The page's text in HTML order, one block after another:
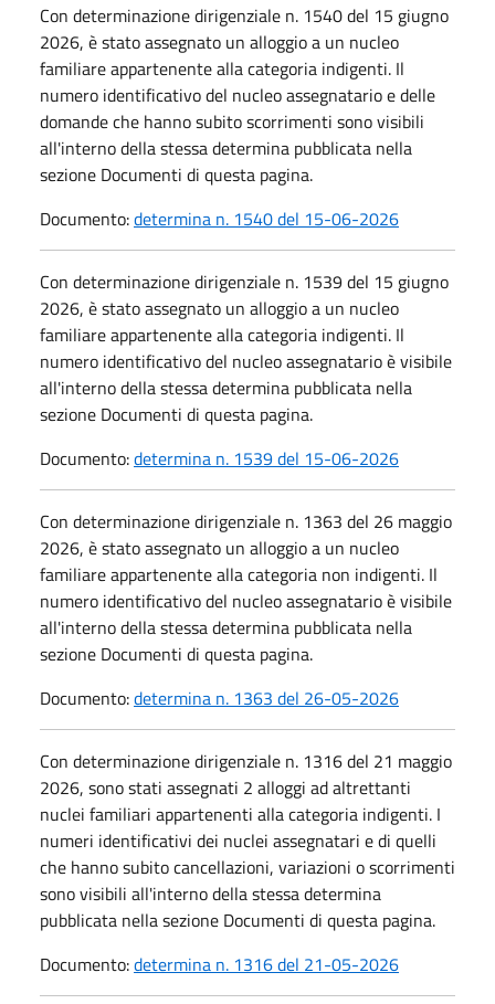
Con determinazione dirigenziale n. 1540 del 15 giugno
2026, è stato assegnato un alloggio a un nucleo
familiare appartenente alla categoria indigenti. Il
numero identificativo del nucleo assegnatario e delle
domande che hanno subito scorrimenti sono visibili
all'interno della stessa determina pubblicata nella
sezione Documenti di questa pagina.
Documento:determina n. 1540 del 15-06-2026
Con determinazione dirigenziale n. 1539 del 15 giugno
2026, è stato assegnato un alloggio a un nucleo
familiare appartenente alla categoria indigenti. Il
numero identificativo del nucleo assegnatario è visibile
all'interno della stessa determina pubblicata nella
sezione Documenti di questa pagina.
Documento:determina n. 1539 del 15-06-2026
Con determinazione dirigenziale n. 1363 del 26 maggio
2026, è stato assegnato un alloggio a un nucleo
familiare appartenente alla categoria non indigenti. Il
numero identificativo del nucleo assegnatario è visibile
all'interno della stessa determina pubblicata nella
sezione Documenti di questa pagina.
Documento:determina n. 1363 del 26-05-2026
Con determinazione dirigenziale n. 1316 del 21 maggio
2026, sono stati assegnati 2 alloggi ad altrettanti
nuclei familiari appartenenti alla categoria indigenti. I
numeri identificativi dei nuclei assegnatari e di quelli
che hanno subito cancellazioni, variazioni o scorrimenti
sono visibili all'interno della stessa determina
pubblicata nella sezione Documenti di questa pagina.
Documento:determina n. 1316 del 21-05-2026